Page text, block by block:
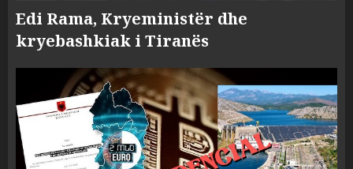
Edi Rama, Kryeministër dhe
kryebashkiak i Tiranës